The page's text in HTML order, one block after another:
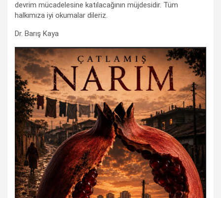
devrim mücadelesine katılacağının müjdesidir. Tüm
halkımıza iyi okumalar dileriz.
Dr. Barış Kaya